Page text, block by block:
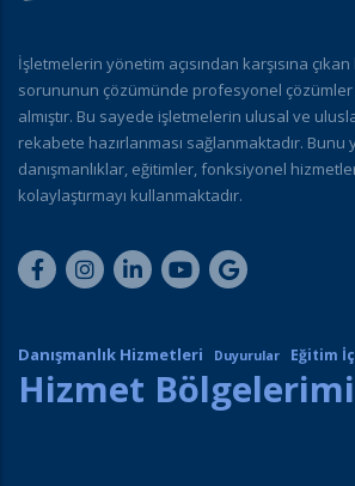
İşletmelerin yönetim açısından karşısına
sorununun çözümünde profesyonel
almıştır. Bu sayede işletmelerin ulusal ve
rekabete hazırlanması sağlanmaktadır. Bunu
danışmanlıklar, eğitimler, fonksiyonel
kolaylaştırmayı kullanmaktadır.
Danışmanlık Hizmetleri Duyurular Eğitim
Hizmet